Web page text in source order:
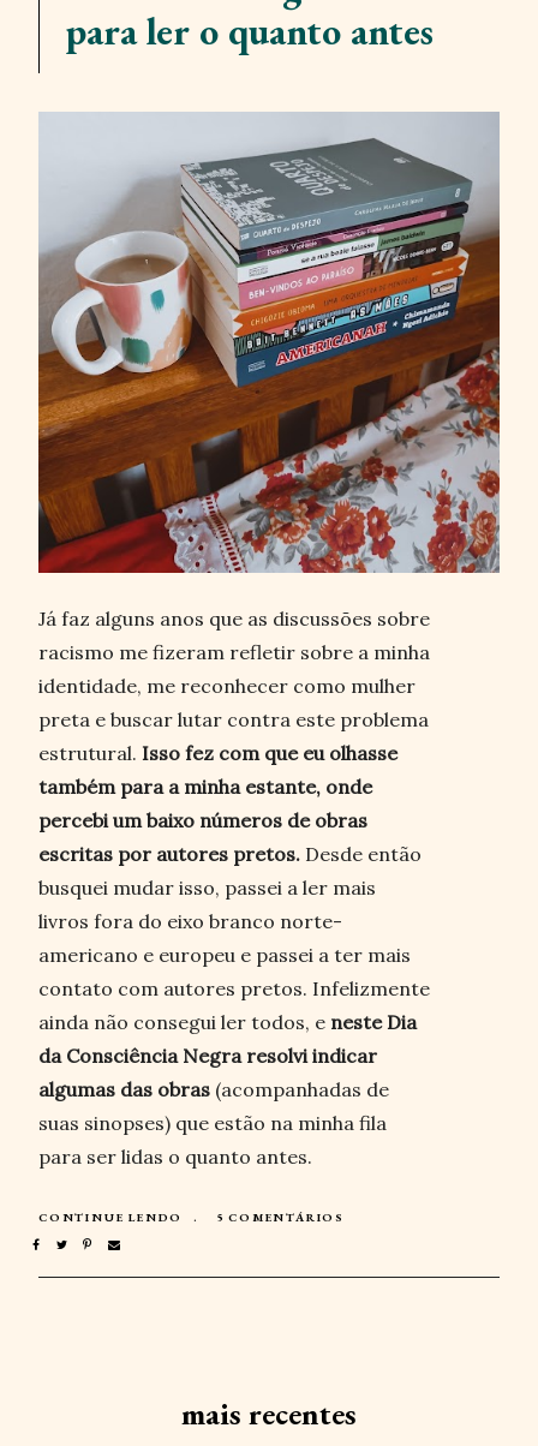
para ler o quanto antes
Já faz alguns anos que as discussões sobre
racismo me fizeram refletir sobre a minha
identidade, me reconhecer como mulher
preta e buscar lutar contra este problema
estrutural. Isso fez com que eu olhasse
também para a minha estante, onde
percebi um baixo números de obras
escritas por autores pretos. Desde então
busquei mudar isso, passei a ler mais
livros fora do eixo branco norte-
americano e europeu e passei a ter mais
contato com autores pretos. Infelizmente
ainda não consegui ler todos, e neste Dia
da Consciência Negra resolvi indicar
algumas das obras (acompanhadas de
suas sinopses) que estão na minha fila
para ser lidas o quanto antes.
CONTINUE LENDO 5 COMENTÁRIOS
mais recentes